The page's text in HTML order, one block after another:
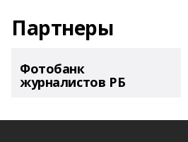
Партнеры
Фотобанк
журналистов РБ